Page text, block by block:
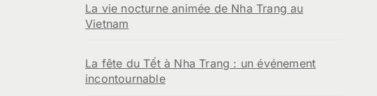
La vie nocturne animée de Nha Trang au
Vietnam
La fête du Tết à Nha Trang : un événement
incontournable